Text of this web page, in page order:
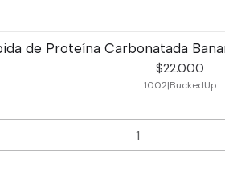
de Proteína Carbonatada
$22.000
1002|BuckedUp